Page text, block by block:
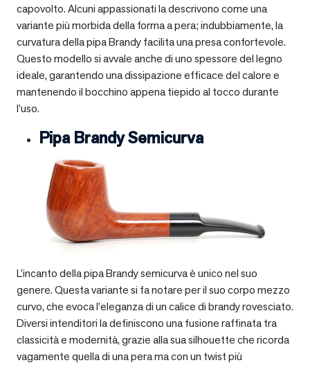
capovolto. Alcuni appassionati la descrivono come una
variante più morbida della forma a pera; indubbiamente, la
curvatura della pipa Brandy facilita una presa confortevole.
Questo modello si avvale anche di uno spessore del legno
ideale, garantendo una dissipazione efficace del calore e
mantenendo il bocchino appena tiepido al tocco durante
l’uso.
Pipa Brandy Semicurva
L’incanto della pipa Brandy semicurva è unico nel suo
genere. Questa variante si fa notare per il suo corpo mezzo
curvo, che evoca l’eleganza di un calice di brandy rovesciato.
Diversi intenditori la definiscono una fusione raffinata tra
classicità e modernità, grazie alla sua silhouette che ricorda
vagamente quella di una pera ma con un twist più